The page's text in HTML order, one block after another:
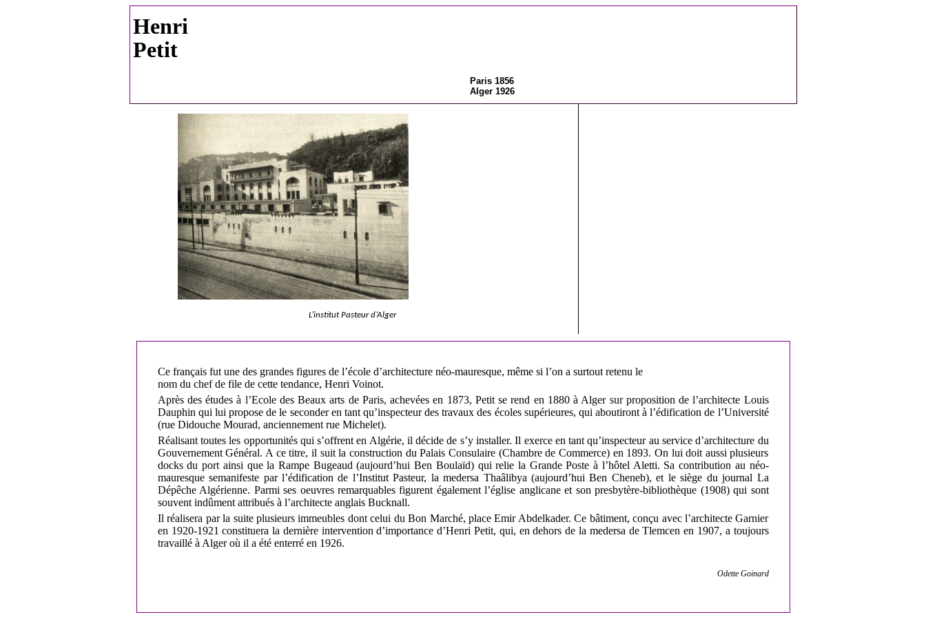
Henri
Petit
Paris 1856
Alger 1926
L’institut Pasteur d’Alger
Ce français fut une des grandes figures de l’école d’architecture néo-mauresque, même si l’on a surtout retenu le
nom du chef de file de cette tendance, Henri Voinot.
Après des études à l’Ecole des Beaux arts de Paris, achevées en 1873, Petit se rend en 1880 à Alger sur proposition de l’architecte Louis
Dauphin qui lui propose de le seconder en tant qu’inspecteur des travaux des écoles supérieures, qui aboutiront à l’édification de l’Université
(rue Didouche Mourad, anciennement rue Michelet).
Réalisant toutes les opportunités qui s’offrent en Algérie, il décide de s’y installer. Il exerce en tant qu’inspecteur au service d’architecture du
Gouvernement Général. A ce titre, il suit la construction du Palais Consulaire (Chambre de Commerce) en 1893. On lui doit aussi plusieurs
docks du port ainsi que la Rampe Bugeaud (aujourd’hui Ben Boulaïd) qui relie la Grande Poste à l’hôtel Aletti. Sa contribution au néo-
mauresque semanifeste par l’édification de l’Institut Pasteur, la medersa Thaâlibya (aujourd’hui Ben Cheneb), et le siège du journal La
Dépêche Algérienne. Parmi ses oeuvres remarquables figurent également l’église anglicane et son presbytère-bibliothèque (1908) qui sont
souvent indûment attribués à l’architecte anglais Bucknall.
Il réalisera par la suite plusieurs immeubles dont celui du Bon Marché, place Emir Abdelkader. Ce bâtiment, conçu avec l’architecte Garnier
en 1920-1921 constituera la dernière intervention d’importance d’Henri Petit, qui, en dehors de la medersa de Tlemcen en 1907, a toujours
travaillé à Alger où il a été enterré en 1926.
Odette Goinard